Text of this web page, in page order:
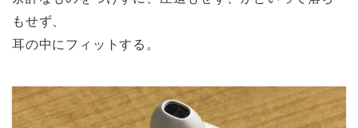
もせず、
耳の中にフィットする。